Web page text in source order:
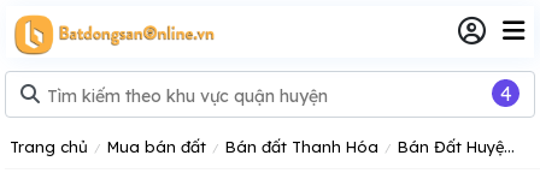
Trang chủ Mua bán đất Bán đất Thanh Hóa Bán Đất Huyện Quảng Xương Tỉnh Thanh Hóa
4